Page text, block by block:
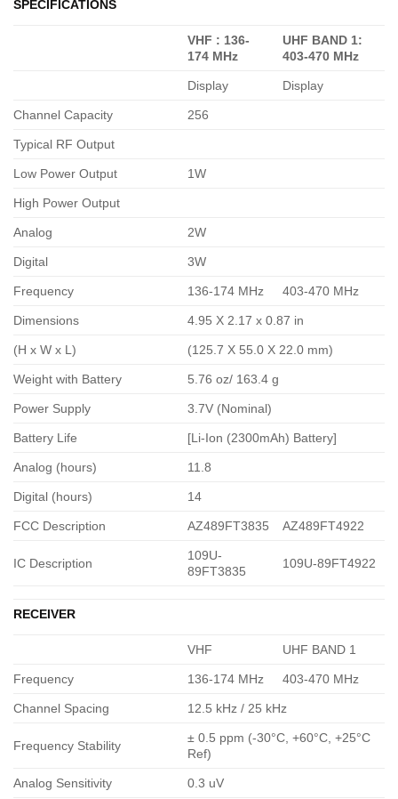
SPECIFICATIONS
VHF : 136-
174 MHz
UHF BAND 1:
403-470 MHz
Display Display
Channel Capacity 256
Typical RF Output
Low Power Output 1W
High Power Output
Analog 2W
Digital 3W
Frequency 136-174 MHz 403-470 MHz
Dimensions 4.95 X 2.17 x 0.87 in
(H x W x L) (125.7 X 55.0 X 22.0 mm)
Weight with Battery 5.76 oz/ 163.4 g
Power Supply 3.7V (Nominal)
Battery Life [Li-Ion (2300mAh) Battery]
Analog (hours) 11.8
Digital (hours) 14
FCC Description AZ489FT3835 AZ489FT4922
IC Description
109U-
89FT3835
109U-89FT4922
RECEIVER
VHF UHF BAND 1
Frequency 136-174 MHz 403-470 MHz
Channel Spacing 12.5 kHz / 25 kHz
Frequency Stability
± 0.5 ppm (-30°C, +60°C, +25°C
Ref)
Analog Sensitivity 0.3 uV